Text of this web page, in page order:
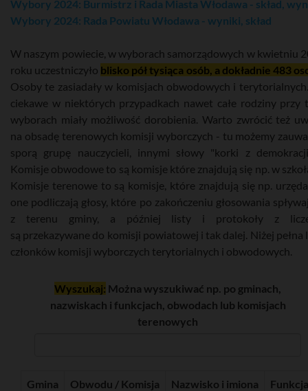
Wybory 2024: Burmistrz i Rada Miasta Włodawa - skład,
Wybory 2024: Rada Powiatu Włodawa - wyniki, skład
W naszym powiecie, w wyborach samorządowych w kwietniu
roku uczestniczyło blisko pół tysiąca osób, a dokładnie 483
Osoby te zasiadały w komisjach obwodowych i
ciekawe w niektórych przypadkach nawet całe rodziny przy
wyborach miały możliwość dorobienia. Warto zwrócić też
na obsadę terenowych komisji wyborczych - tu możemy
sporą grupę nauczycieli, innymi słowy "korki z
Komisje obwodowe to są komisje które znajdują się np. w
Komisje terenowe to są komisje, które znajdują się np.
one podliczają głosy, które po zakończeniu głosowania
z terenu gminy, a później listy i protokoły z
są przekazywane do komisji powiatowej i tak dalej. Niżej pełna
członków komisji wyborczych terytorialnych i obwodowych.
Wyszukaj: Można wyszukiwać np. po gminach,
nazwiskach i funkcjach, obwodach lub komisjach
terenowych
Gmina Obwodu / Komisja Nazwisko i imiona Funkcja